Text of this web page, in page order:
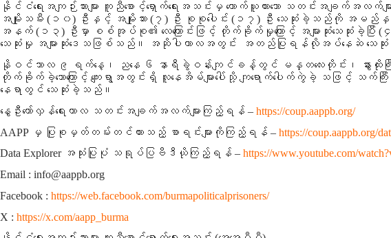
နိုင်ငံရေးအကျဉ်းသားများ ကူညီစောင့်ရှောက်ရေးအသင်းမှ ကောက်ယူထားသော သတင်းအချက်အလက်မ
အမျိုးသမီး (၁၀) ဦးနှင့် အမျိုးသား (၇) ဦး စုစုပေါင်း (၁၇) ဦး သေဆုံးခဲ့သည်ကို အမည်
အနက် (၁၃) ဦးမှာ စစ်အုပ်စု၏ လေကြောင်းဖြင့် တိုက်ခိုက်မှုကြောင့် အများဆုံးသေဆုံးခဲ့ပြီး (
သေဆုံးမှု အများဆုံးဒေသဖြစ်သည်။ အဆိုပါကာလအတွင်း အတည်ပြုရန်လိုအပ်နေဆဲ သေဆုံး
နိုဝင်ဘာလ ၉ ရက်နေ့၊ ညနေ ၆ နာရီခွဲဝန်းကျင်ခန့်တွင် မန္တလေးတိုင်း၊ နွားထိုးက
တိုက်ခိုက်ခဲ့သောကြောင့် ကျေးရွာအတွင်းရှိ လူနေအိမ်များပေါ်သို့ ကျရောက်ပေါက်ကွဲခဲ့ သဖြင့် သ
နေရာတွင် သေဆုံးခဲ့သည်။
နွေဦးတော်လှန်ရေးကာလ သတင်းအချက်အလက်များကြည့်ရန် – https://coup.aappb.org/
AAPP မှ ပြုစုမှတ်တမ်းတင်ထားသည့် စာရင်းများကိုကြည့်ရန် – https://coup.aappb.org/
Data Explorer အသုံးပြုပုံ သရုပ်ပြဗီဒီယိုကြည့်ရန် – https://www.youtube.com/
Email : info@aappb.org
Facebook : https://web.facebook.com/burmapoliticalprisoners/
X : https://x.com/aapp_burma